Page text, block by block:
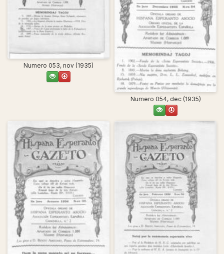
Numero 053, nov (1935)
Numero 054, dec (1935)